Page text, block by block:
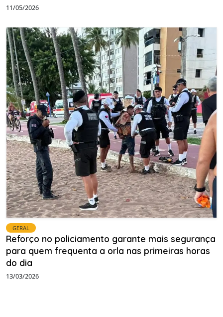
11/05/2026
GERAL
Reforço no policiamento garante mais segurança
para quem frequenta a orla nas primeiras horas
do dia
13/03/2026